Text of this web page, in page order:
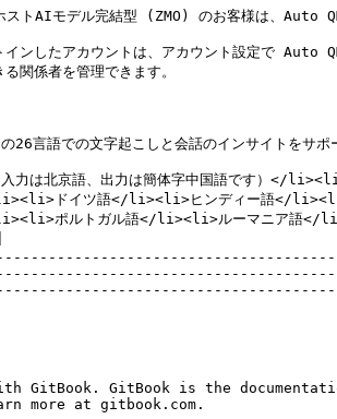
AIモデル完結型 (ZMO) のお客様は、Auto
ンしたアカウントは、アカウント設定で
関係者を管理できます。
言語での文字起こしと会話のインサイトをサポ
力は北京語、出力は簡体字中国語です）
ドイツ語</li><li>ヒンディー語</
ポルトガル語</li><li>ルーマニア語</
GitBook. GitBook is the
more at gitbook.com.